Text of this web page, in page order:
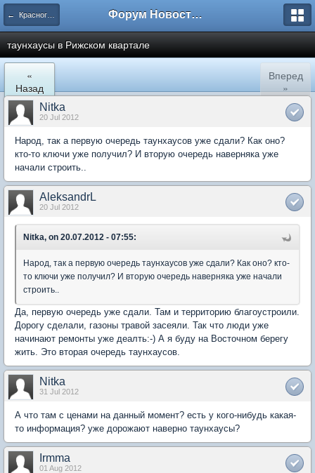
← Красногорск Форум Новостройки
таунхаусы в Рижском квартале
«
Назад
Вперед
»
Nitka
20 Jul 2012
Народ, так а первую очередь таунхаусов уже сдали? Как оно?
кто-то ключи уже получил? И вторую очередь наверняка уже
начали строить..
AleksandrL
20 Jul 2012
Nitka, on 20.07.2012 - 07:55:
Народ, так а первую очередь таунхаусов уже сдали? Как оно? кто-
то ключи уже получил? И вторую очередь наверняка уже начали
строить..
Да, первую очередь уже сдали. Там и территорию благоустроили.
Дорогу сделали, газоны травой засеяли. Так что люди уже
начинают ремонты уже деалть:-) А я буду на Восточном берегу
жить. Это вторая очередь таунхаусов.
Nitka
31 Jul 2012
А что там с ценами на данный момент? есть у кого-нибудь какая-
то информация? уже дорожают наверно таунхаусы?
Irmma
01 Aug 2012